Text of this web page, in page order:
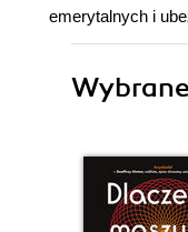
emerytalnych i